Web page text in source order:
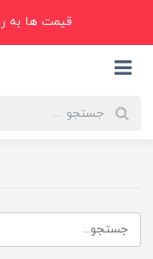
قیمت ها به روز